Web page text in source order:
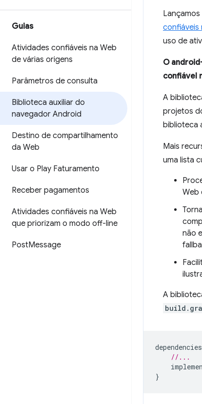
Guias
Atividades confiáveis na Web
de várias origens
Parâmetros de consulta
Biblioteca auxiliar do
navegador Android
Destino de compartilhamento
da Web
Usar o Play Faturamento
Receber pagamentos
Atividades confiáveis na Web
que priorizam o modo off-line
PostMessage
confiáveis
uso de
O
confiável
A
projetos
biblioteca
Mais
uma lista
Web
não
A
dependencies
//...
}